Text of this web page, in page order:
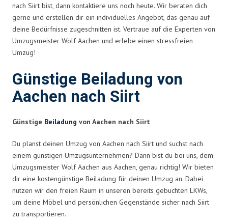
nach Siirt bist, dann kontaktiere uns noch heute. Wir beraten dich
gerne und erstellen dir ein individuelles Angebot, das genau auf
deine Bedürfnisse zugeschnitten ist. Vertraue auf die Experten von
Umzugsmeister Wolf Aachen und erlebe einen stressfreien
Umzug!
Günstige Beiladung von
Aachen nach Siirt
Günstige Beiladung von Aachen nach Siirt
Du planst deinen Umzug von Aachen nach Siirt und suchst nach
einem günstigen Umzugsunternehmen? Dann bist du bei uns, dem
Umzugsmeister Wolf Aachen aus Aachen, genau richtig! Wir bieten
dir eine kostengünstige Beiladung für deinen Umzug an. Dabei
nutzen wir den freien Raum in unseren bereits gebuchten LKWs,
um deine Möbel und persönlichen Gegenstände sicher nach Siirt
zu transportieren.